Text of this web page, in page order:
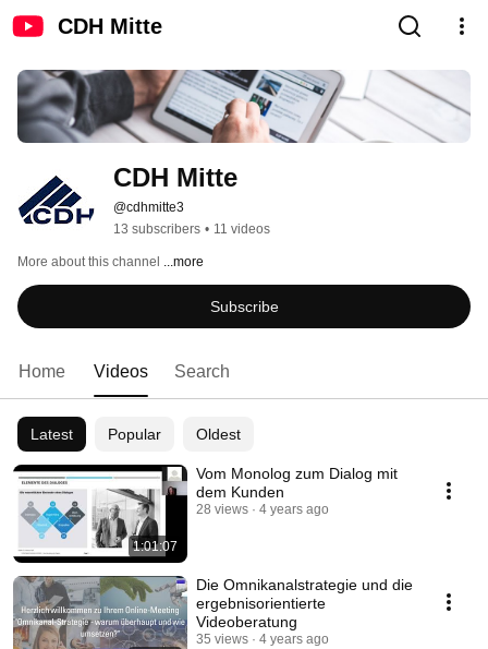
CDH Mitte
CDH Mitte
@cdhmitte3
13 subscribers • 11 videos
More about this channel ...more
Subscribe
Home Videos Search
Latest Popular Oldest
1:01:07
Vom Monolog zum Dialog mit
dem Kunden
28 views 4 years ago
Die Omnikanalstrategie und die
ergebnisorientierte
Videoberatung
35 views 4 years ago